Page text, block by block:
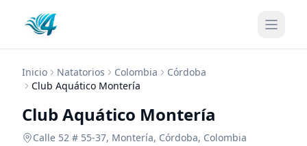
Inicio Natatorios Colombia
Córdoba
Club Aquático Montería
Club Aquático Montería
Calle 52 # 55-37, Montería, Córdoba, Colombia